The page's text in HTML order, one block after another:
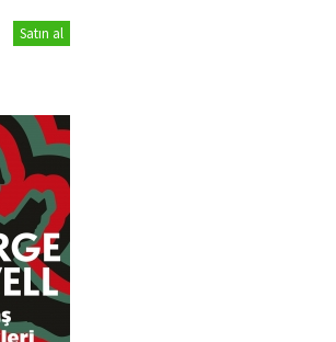
Satın al